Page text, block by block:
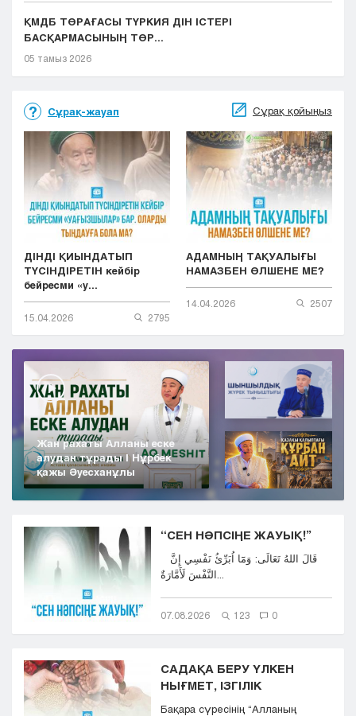
ҚМДБ ТӨРАҒАСЫ ТҮРКИЯ ДІН ІСТЕРІ
БАСҚАРМАСЫНЫҢ ТӨР...
05 тамыз 2026
Сұрақ-жауап Сұрақ қойыңыз
ДІНДІ ҚИЫНДАТЫП
ТҮСІНДІРЕТІН кейбір
бейресми «у...
15.04.2026 2795
АДАМНЫҢ ТАҚУАЛЫҒЫ
НАМАЗБЕН ӨЛШЕНЕ МЕ?
14.04.2026 2507
Жан рахаты Алланы еске
алудан тұрады | Нұрбек
қажы Әуесханұлы
“СЕН НӘПСІҢЕ ЖАУЫҚ!”
07.08.2026 123 0
САДАҚА БЕРУ ҮЛКЕН
НЫҒМЕТ, ІЗГІЛІК
Бақара сүресінің “Aлланың